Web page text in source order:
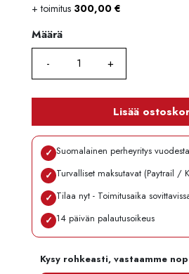
+ toimitus 300,00 €
Määrä
Määrä
Lisää
✓ Suomalainen perheyritys
✓ Turvalliset maksutavat (Paytrail /
✓ Tilaa nyt - Toimitusaika
✓ 14 päivän palautusoikeus
Kysy rohkeasti, vastaamme